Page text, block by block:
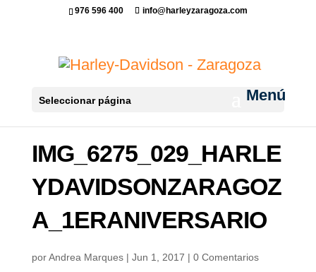
976 596 400 info@harleyzaragoza.com
Seleccionar página
IMG_6275_029_HARLE
YDAVIDSONZARAGOZ
A_1ERANIVERSARIO
porAndrea Marques| Jun 1, 2017 | 0 Comentarios